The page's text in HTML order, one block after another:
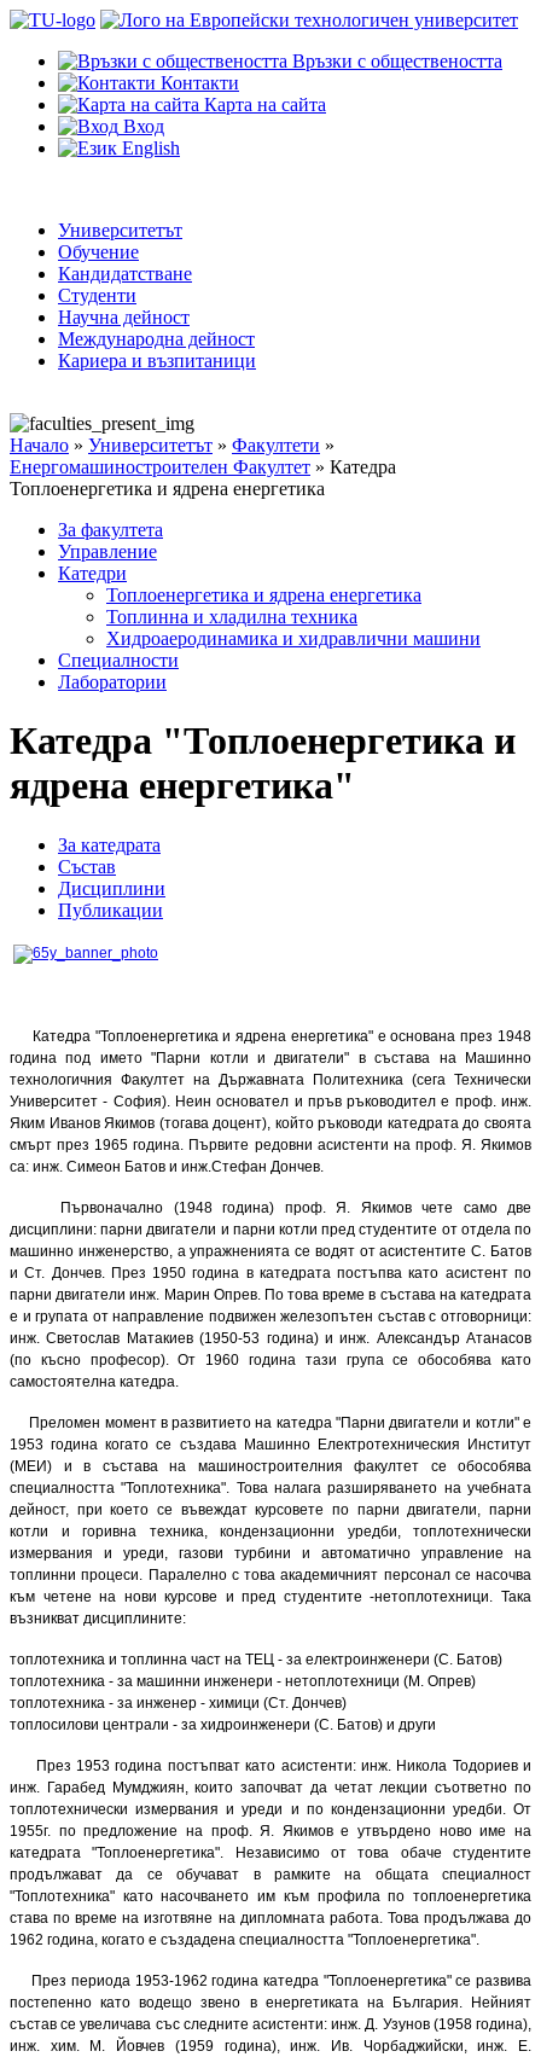
Връзки с обществеността
Контакти
Карта на сайта
Вход
English
Университетът
Обучение
Кандидатстване
Студенти
Научна дейност
Международна дейност
Кариера и възпитаници
Начало » Университетът » Факултети »
Енергомашиностроителен Факултет » Катедра
Топлоенергетика и ядрена енергетика
За факултета
Управление
Катедри
Топлоенергетика и ядрена енергетика
Топлинна и хладилна техника
Хидроаеродинамика и хидравлични машини
Специалности
Лаборатории
Катедра "Топлоенергетика и
ядрена енергетика"
За катедрата
Състав
Дисциплини
Публикации
Катедра "Топлоенергетика и ядрена енергетика" е основана през 1948
година под името "Парни котли и двигатели" в състава на Машинно
технологичния Факултет на Държавната Политехника (сега Технически
Университет - София). Неин основател и пръв ръководител е проф. инж.
Яким Иванов Якимов (тогава доцент), който ръководи катедрата до своята
смърт през 1965 година. Първите редовни асистенти на проф. Я. Якимов
са: инж. Симеон Батов и инж.Стефан Дончев.
Първоначално (1948 година) проф. Я. Якимов чете само две
дисциплини: парни двигатели и парни котли пред студентите от отдела по
машинно инженерство, а упражненията се водят от асистентите С. Батов
и Ст. Дончев. През 1950 година в катедрата постъпва като асистент по
парни двигатели инж. Марин Опрев. По това време в състава на катедрата
е и групата от направление подвижен железопътен състав с отговорници:
инж. Светослав Матакиев (1950-53 година) и инж. Александър Атанасов
(по късно професор). От 1960 година тази група се обособява като
самостоятелна катедра.
Преломен момент в развитието на катедра "Парни двигатели и котли" е
1953 година когато се създава Машинно Електротехническия Институт
(МЕИ) и в състава на машиностроителния факултет се обособява
специалността "Топлотехника". Това налага разширяването на учебната
дейност, при което се въвеждат курсовете по парни двигатели, парни
котли и горивна техника, кондензационни уредби, топлотехнически
измервания и уреди, газови турбини и автоматично управление на
топлинни процеси. Паралелно с това академичният персонал се насочва
към четене на нови курсове и пред студентите -нетоплотехници. Така
възникват дисциплините:
топлотехника и топлинна част на ТЕЦ - за електроинженери (С. Батов)
топлотехника - за машинни инженери - нетоплотехници (М. Опрев)
топлотехника - за инженер - химици (Ст. Дончев)
топлосилови централи - за хидроинженери (С. Батов) и други
През 1953 година постъпват като асистенти: инж. Никола Тодориев и
инж. Гарабед Мумджиян, които започват да четат лекции съответно по
топлотехнически измервания и уреди и по кондензационни уредби. От
1955г. по предложение на проф. Я. Якимов е утвърдено ново име на
катедрата "Топлоенергетика". Независимо от това обаче студентите
продължават да се обучават в рамките на общата специалност
"Топлотехника" като насочването им към профила по топлоенергетика
става по време на изготвяне на дипломната работа. Това продължава до
1962 година, когато е създадена специалността "Топлоенергетика".
През периода 1953-1962 година катедра "Топлоенергетика" се развива
постепенно като водещо звено в енергетиката на България. Нейният
състав се увеличава със следните асистенти: инж. Д. Узунов (1958 година),
инж. хим. М. Йовчев (1959 година), инж. Ив. Чорбаджийски, инж. Е.